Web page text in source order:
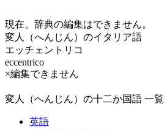
現在、辞典の編集はできません。
変人（へんじん）のイタリア語
エッチェントリコ
eccentrico
×編集できません
変人（へんじん）の十二か国語 一覧
英語